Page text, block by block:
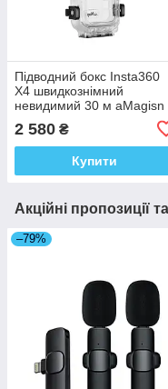
Підводний бокс Insta360
X4 швидкознімний
невидимий 30 м aMagisn
2 580 ₴
Купити
Акційні пропозиції
–79%